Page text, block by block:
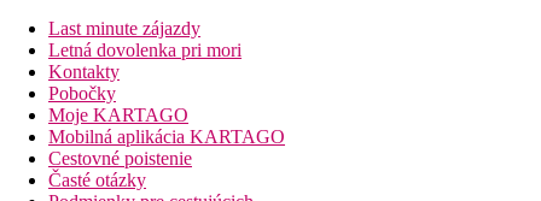
Last minute zájazdy
Letná dovolenka pri mori
Kontakty
Pobočky
Moje KARTAGO
Mobilná aplikácia KARTAGO
Cestovné poistenie
Časté otázky